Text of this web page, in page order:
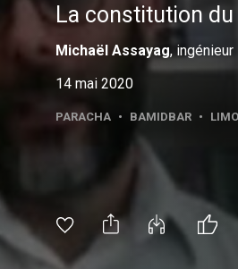
La constitution du
Michaël Assayag, ingénieur
14 mai 2020
PARACHA • BAMIDBAR •